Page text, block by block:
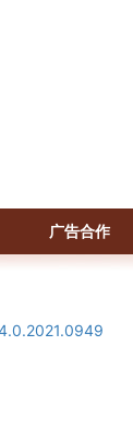
广告合作